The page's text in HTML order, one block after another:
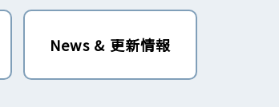
News & 更新情報